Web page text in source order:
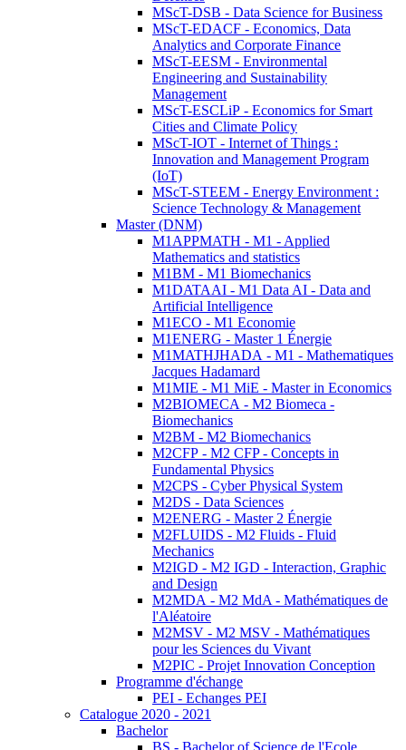
MScT-DSB - Data Science for Business
MScT-EDACF - Economics, Data
Analytics and Corporate Finance
MScT-EESM - Environmental
Engineering and Sustainability
Management
MScT-ESCLiP - Economics for Smart
Cities and Climate Policy
MScT-IOT - Internet of Things :
Innovation and Management Program
(IoT)
MScT-STEEM - Energy Environment :
Science Technology & Management
Master (DNM)
M1APPMATH - M1 - Applied
Mathematics and statistics
M1BM - M1 Biomechanics
M1DATAAI - M1 Data AI - Data and
Artificial Intelligence
M1ECO - M1 Economie
M1ENERG - Master 1 Énergie
M1MATHJHADA - M1 - Mathematiques
Jacques Hadamard
M1MIE - M1 MiE - Master in Economics
M2BIOMECA - M2 Biomeca -
Biomechanics
M2BM - M2 Biomechanics
M2CFP - M2 CFP - Concepts in
Fundamental Physics
M2CPS - Cyber Physical System
M2DS - Data Sciences
M2ENERG - Master 2 Énergie
M2FLUIDS - M2 Fluids - Fluid
Mechanics
M2IGD - M2 IGD - Interaction, Graphic
and Design
M2MDA - M2 MdA - Mathématiques de
l'Aléatoire
M2MSV - M2 MSV - Mathématiques
pour les Sciences du Vivant
M2PIC - Projet Innovation Conception
Programme d'échange
PEI - Echanges PEI
Catalogue 2020 - 2021
Bachelor
BS - Bachelor of Science de l'Ecole